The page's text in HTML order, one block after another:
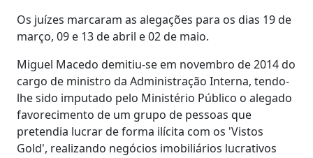
Os juízes marcaram as alegações para os dias 19 de
março, 09 e 13 de abril e 02 de maio.
Miguel Macedo demitiu-se em novembro de 2014 do
cargo de ministro da Administração Interna, tendo-
lhe sido imputado pelo Ministério Público o alegado
favorecimento de um grupo de pessoas que
pretendia lucrar de forma ilícita com os 'Vistos
Gold', realizando negócios imobiliários lucrativos